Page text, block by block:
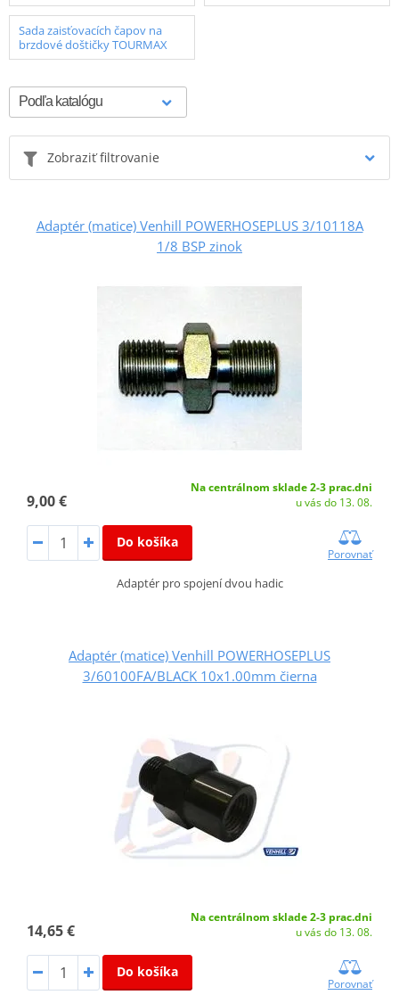
Sada zaisťovacích čapov na
brzdové doštičky TOURMAX
Zobraziť filtrovanie
Adaptér (matice) Venhill POWERHOSEPLUS 3/10118A
1/8 BSP zinok
9,00 €
Na centrálnom sklade 2-3 prac.dni
u vás do 13. 08.
Do košíka
Porovnať
Adaptér pro spojení dvou hadic
Adaptér (matice) Venhill POWERHOSEPLUS
3/60100FA/BLACK 10x1.00mm čierna
14,65 €
Na centrálnom sklade 2-3 prac.dni
u vás do 13. 08.
Do košíka
Porovnať